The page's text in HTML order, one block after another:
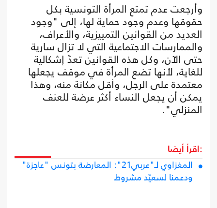
وأرجعت عدم تمتع المرأة التونسية بكل
حقوقها وعدم وجود حماية لها، إلى "وجود
العديد من القوانين التمييزية، والأعراف،
والممارسات الاجتماعية التي لا تزال سارية
حتى الآن، وكل هذه القوانين تعدّ إشكالية
للغاية، لأنها تضع المرأة في موقف يجعلها
معتمدة على الرجل، وأقل مكانة منه، وهذا
يمكن أن يجعل النساء أكثر عرضة للعنف
المنزلي".
اقرأ أيضا:
المغزاوي لـ"عربي21": المعارضة بتونس "عاجزة"
ودعمنا لسعيّد مشروط